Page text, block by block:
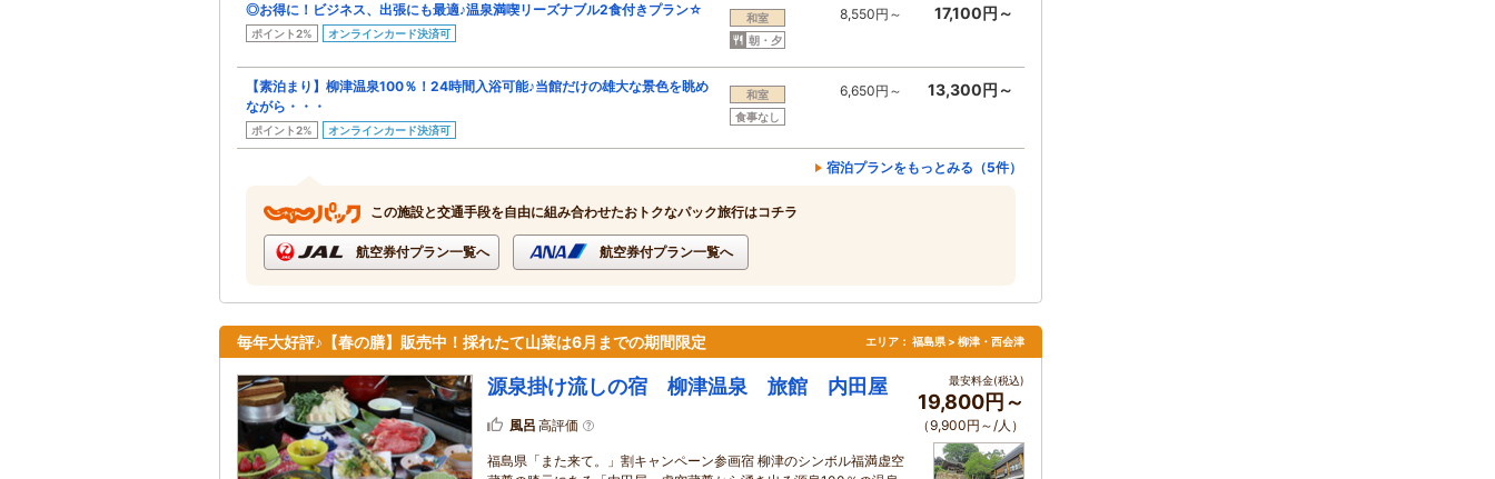
◎お得に！ビジネス、出張にも最適♪温泉満喫リーズナブル2食付きプラン☆
ポイント2% オンラインカード決済可
和室
朝・夕
8,550円～ 17,100円～
【素泊まり】柳津温泉100％！24時間入浴可能♪当館だけの雄大な景色を眺め
ながら・・・
ポイント2% オンラインカード決済可
和室
食事なし
6,650円～ 13,300円～
宿泊プランをもっとみる（5件）
この施設と交通手段を自由に組み合わせたおトクなパック旅行はコチラ
航空券付プラン一覧へ 航空券付プラン一覧へ
毎年大好評♪【春の膳】販売中！採れたて山菜は6月までの期間限定 エリア： 福島県 > 柳津・西会津
源泉掛け流しの宿 柳津温泉 旅館 内田屋
風呂 高評価
福島県「また来て。」割キャンペーン参画宿 柳津のシンボル福満虚空
最安料金(税込)
19,800円～
（9,900円～/人）